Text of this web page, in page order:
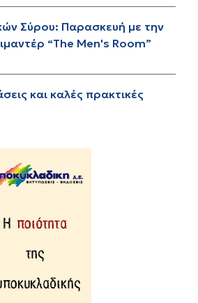
Σύρου: Παρασκευή με την
“The Men's Room”
και καλές πρακτικές